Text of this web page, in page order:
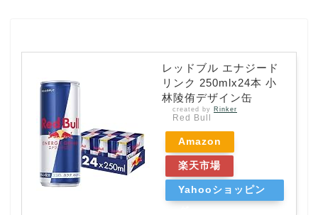
レッドブル エナジード
リンク 250mlx24本 小
林陵侑デザイン缶
created by Rinker
Red Bull
Amazon
楽天市場
Yahooショッピン